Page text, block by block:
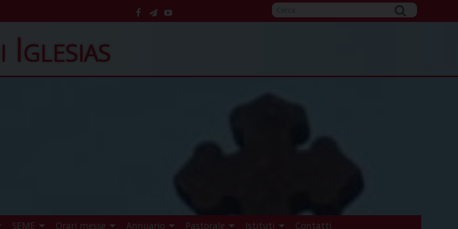
facebook
telegram
YouTube
Iglesias
SEME Orari messe Annuario Pastorale Istituti Contatti